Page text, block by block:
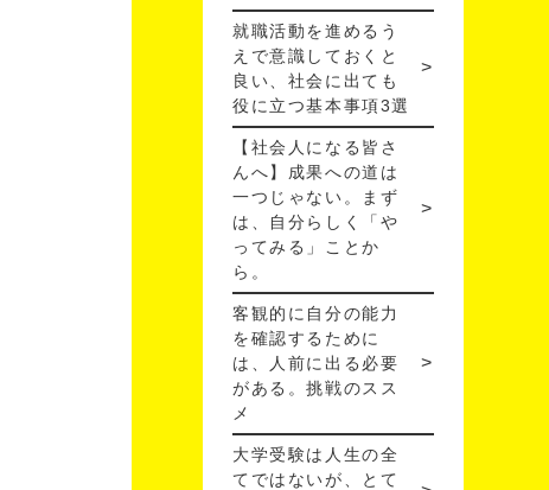
就職活動を進めるう
えで意識しておくと
良い、社会に出ても
役に立つ基本事項3選
【社会人になる皆さ
んへ】成果への道は
一つじゃない。まず
は、自分らしく「や
ってみる」ことか
ら。
客観的に自分の能力
を確認するために
は、人前に出る必要
がある。挑戦のスス
メ
大学受験は人生の全
てではないが、とて